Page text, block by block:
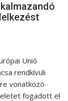
Unió
rendkívüli
vonatkozó
fogadott el